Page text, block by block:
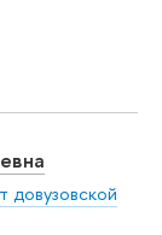
довузовской